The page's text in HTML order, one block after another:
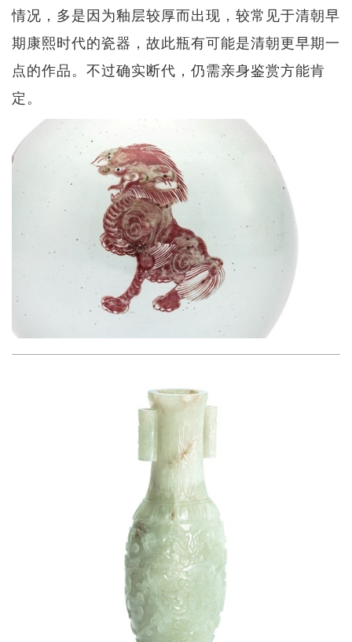
情况，多是因为釉层较厚而出现，较常见于清朝早
期康熙时代的瓷器，故此瓶有可能是清朝更早期一
点的作品。不过确实断代，仍需亲身鉴赏方能肯
定。